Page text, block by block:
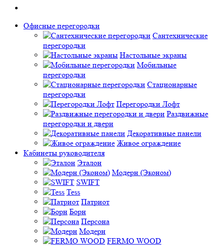
Офисные перегородки
Сантехнические
перегородки
Настольные экраны
Мобильные
перегородки
Стационарные
перегородки
Перегородки Лофт
Раздвижные
перегородки и двери
Декоративные панели
Живое ограждение
Кабинеты руководителя
Эталон
Модерн (Эконом)
SWIFT
Tess
Патриот
Борн
Персона
Модерн
FERMO WOOD